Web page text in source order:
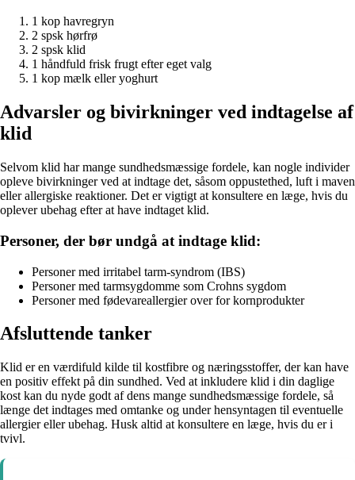
1 kop havregryn
2 spsk hørfrø
2 spsk klid
1 håndfuld frisk frugt efter eget valg
1 kop mælk eller yoghurt
Advarsler og bivirkninger ved indtagelse af
klid
Selvom klid har mange sundhedsmæssige fordele, kan nogle individer
opleve bivirkninger ved at indtage det, såsom oppustethed, luft i maven
eller allergiske reaktioner. Det er vigtigt at konsultere en læge, hvis du
oplever ubehag efter at have indtaget klid.
Personer, der bør undgå at indtage klid:
Personer med irritabel tarm-syndrom (IBS)
Personer med tarmsygdomme som Crohns sygdom
Personer med fødevareallergier over for kornprodukter
Afsluttende tanker
Klid er en værdifuld kilde til kostfibre og næringsstoffer, der kan have
en positiv effekt på din sundhed. Ved at inkludere klid i din daglige
kost kan du nyde godt af dens mange sundhedsmæssige fordele, så
længe det indtages med omtanke og under hensyntagen til eventuelle
allergier eller ubehag. Husk altid at konsultere en læge, hvis du er i
tvivl.